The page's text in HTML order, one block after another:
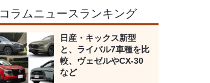
コラムニュースランキング
日産・キックス新型
と、ライバル7車種を比
較、ヴェゼルやCX-30
など